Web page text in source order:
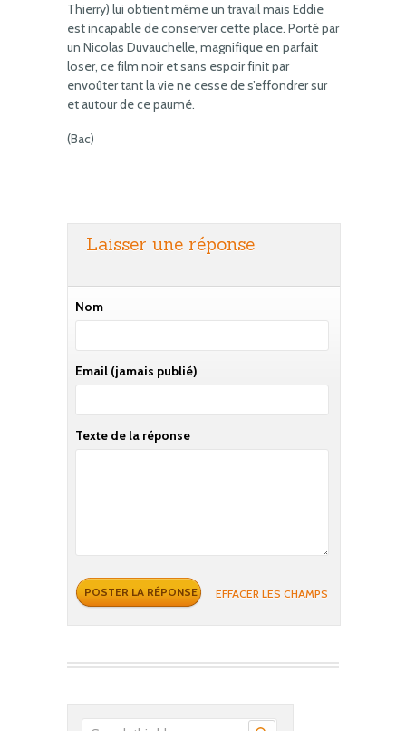
Thierry) lui obtient même un travail mais Eddie
est incapable de conserver cette place. Porté par
un Nicolas Duvauchelle, magnifique en parfait
loser, ce film noir et sans espoir finit par
envoûter tant la vie ne cesse de s’effondrer sur
et autour de ce paumé.
(Bac)
Laisser une réponse
Nom
Email (jamais publié)
Texte de la réponse
EFFACER LES CHAMPS